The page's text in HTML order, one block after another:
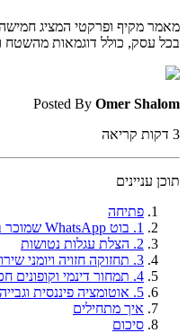
מאמר מקיף ופרקטי המציג
בכל עסק, כולל דוגמאות מהשטח
Posted By Omer Shalom
3 דקות קריאה
תוכן עניינים
פתיחה
1. בוט WhatsApp שמוכר בזמן שאתם ישנים
2. הצלת עגלות נטושות
3. תחזוקה חזויה ויומני שירות אוטומטיים
4. תמחור דינמי וקופונים חכמים בזמן אמת
5. אוטומציה פיננסית וגבייה חכמה
איך מתחילים
סיכום